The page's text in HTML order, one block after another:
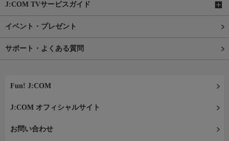
J:COM TVサービスガイド
イベント・プレゼント
サポート・よくある質問
Fun! J:COM
J:COM オフィシャルサイト
お問い合わせ